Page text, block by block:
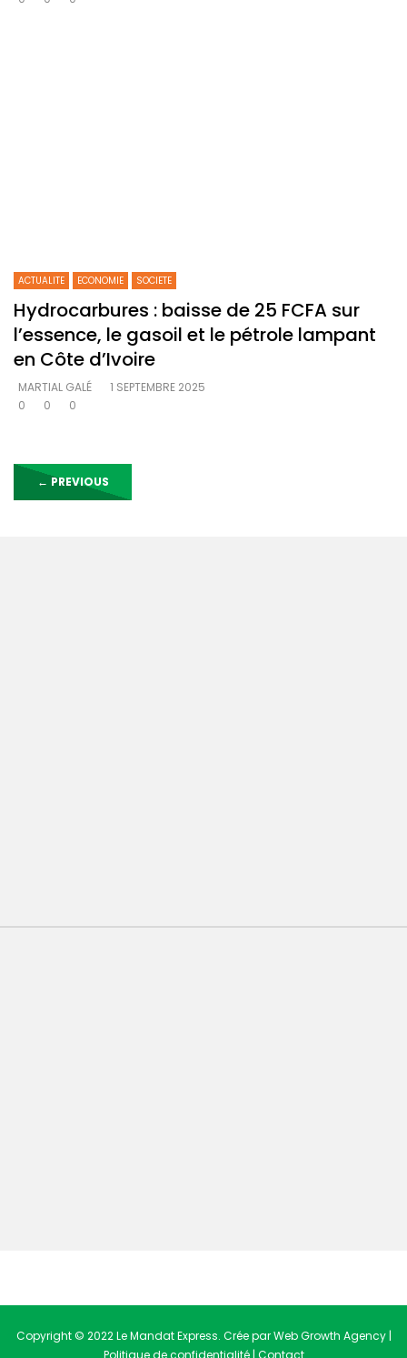
ACTUALITE ECONOMIE SOCIETE
Hydrocarbures : baisse de 25 FCFA sur
l’essence, le gasoil et le pétrole lampant
en Côte d’Ivoire
MARTIAL GALÉ
1 SEPTEMBRE 2025
0
0 0
← PREVIOUS
Copyright © 2022 Le Mandat Express. Crée par Web Growth Agency |